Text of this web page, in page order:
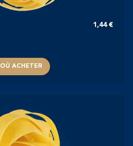
1,44 €
OÙ ACHETER